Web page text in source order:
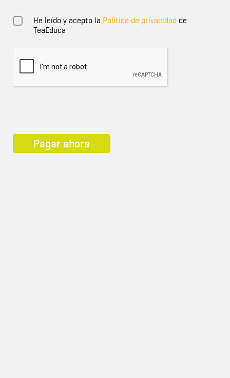
He leído y acepto la Política de privacidadde
TeaEduca
Pagar ahora